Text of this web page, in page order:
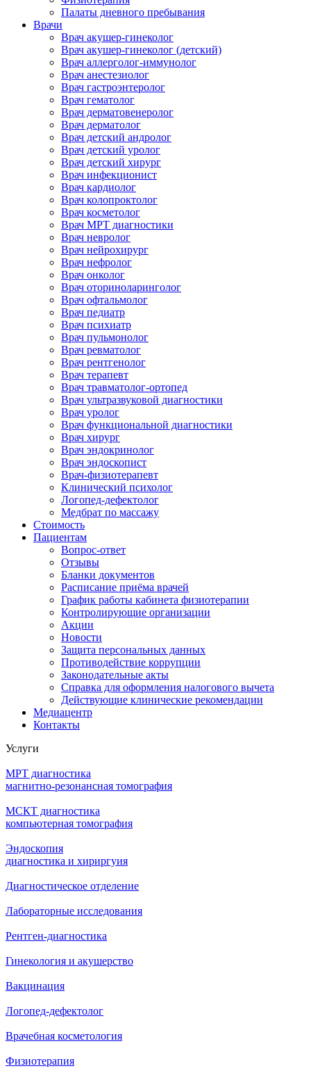
Палаты дневного пребывания
Врачи
Врач акушер-гинеколог
Врач акушер-гинеколог (детский)
Врач аллерголог-иммунолог
Врач анестезиолог
Врач гастроэнтеролог
Врач гематолог
Врач дерматовенеролог
Врач дерматолог
Врач детский андролог
Врач детский уролог
Врач детский хирург
Врач инфекционист
Врач кардиолог
Врач колопроктолог
Врач косметолог
Врач МРТ диагностики
Врач невролог
Врач нейрохирург
Врач нефролог
Врач онколог
Врач оториноларинголог
Врач офтальмолог
Врач педиатр
Врач психиатр
Врач пульмонолог
Врач ревматолог
Врач рентгенолог
Врач терапевт
Врач травматолог-ортопед
Врач ультразвуковой диагностики
Врач уролог
Врач функциональной диагностики
Врач хирург
Врач эндокринолог
Врач эндоскопист
Врач-физиотерапевт
Клинический психолог
Логопед-дефектолог
Медбрат по массажу
Стоимость
Пациентам
Вопрос-ответ
Отзывы
Бланки документов
Расписание приёма врачей
График работы кабинета физиотерапии
Контролирующие организации
Акции
Новости
Защита персональных данных
Противодействие коррупции
Законодательные акты
Справка для оформления налогового вычета
Действующие клинические рекомендации
Медиацентр
Контакты
Услуги
МРТ диагностика
магнитно-резонансная томография
МСКТ диагностика
компьютерная томография
Эндоскопия
диагностика и хириргуия
Диагностическое отделение
Лабораторные исследования
Рентген-диагностика
Гинекология и акушерство
Вакцинация
Логопед-дефектолог
Врачебная косметология
Физиотерапия